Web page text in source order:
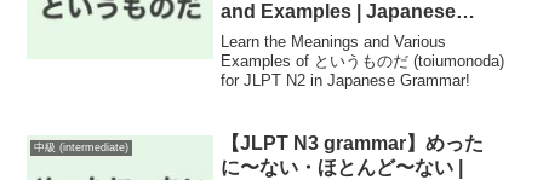
and Examples | Japanese
Grammar
Learn the Meanings and Various
Examples of というものだ (toiumonoda)
for JLPT N2 in Japanese Grammar!
中級 (intermediate)
【JLPT N3 grammar】めった
に〜ない・ほとんど〜ない |